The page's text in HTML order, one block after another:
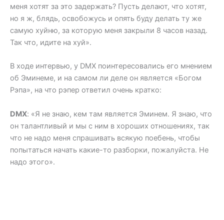
меня хотят за это задержать? Пусть делают, что хотят,
но я ж, блядь, освобожусь и опять буду делать ту же
самую хуйню, за которую меня закрыли 8 часов назад.
Так что, идите на хуй».
В ходе интервью, у DMX поинтересовались его мнением
об Эминеме, и на самом ли деле он является «Богом
Рэпа», на что рэпер ответил очень кратко:
DMX: «Я не знаю, кем там является Эминем. Я знаю, что
он талантливый и мы с ним в хороших отношениях, так
что не надо меня спрашивать всякую поебень, чтобы
попытаться начать какие-то разборки, пожалуйста. Не
надо этого».